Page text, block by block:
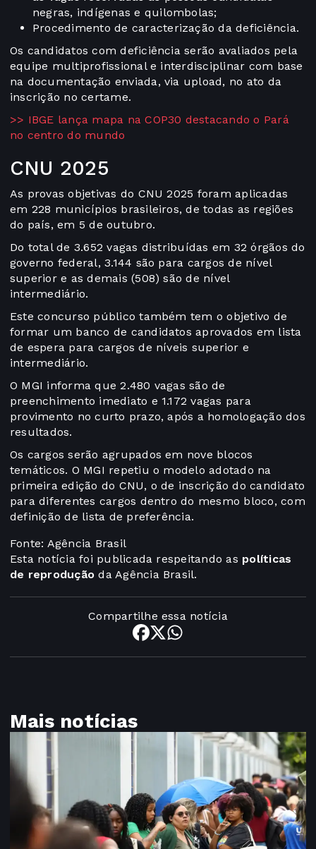
negras, indígenas e quilombolas;
Procedimento de caracterização da deficiência.
Os candidatos com deficiência serão avaliados pela
equipe multiprofissional e interdisciplinar com base
na documentação enviada, via upload, no ato da
inscrição no certame.
>> IBGE lança mapa na COP30 destacando o Pará
no centro do mundo
CNU 2025
As provas objetivas do CNU 2025 foram aplicadas
em 228 municípios brasileiros, de todas as regiões
do país, em 5 de outubro.
Do total de 3.652 vagas distribuídas em 32 órgãos do
governo federal, 3.144 são para cargos de nível
superior e as demais (508) são de nível
intermediário.
Este concurso público também tem o objetivo de
formar um banco de candidatos aprovados em lista
de espera para cargos de níveis superior e
intermediário.
O MGI informa que 2.480 vagas são de
preenchimento imediato e 1.172 vagas para
provimento no curto prazo, após a homologação dos
resultados​.
Os cargos serão agrupados em nove blocos
temáticos. O MGI repetiu o modelo adotado na
primeira edição do CNU, o de inscrição do candidato
para diferentes cargos dentro do mesmo bloco, com
definição de lista de preferência​.
Fonte: Agência Brasil
Esta notícia foi publicada respeitando as políticas
de reprodução da Agência Brasil.
Compartilhe essa notícia
Mais notícias